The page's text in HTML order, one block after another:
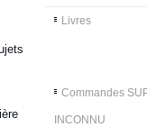
Livres
Commandes
INCONNU